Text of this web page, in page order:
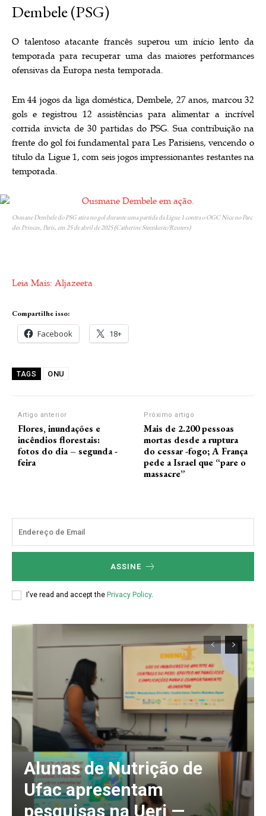
Dembele (PSG)
O talentoso atacante francês superou um início lento da
temporada para recuperar uma das maiores performances
ofensivas da Europa nesta temporada.
Em 44 jogos da liga doméstica, Dembele, 27 anos, marcou 32
gols e registrou 12 assistências para alimentar a incrível
corrida invicta de 30 partidas do PSG. Sua contribuição na
frente do gol foi fundamental para Les Parisiens, vencendo o
título da Ligue 1, com seis jogos impressionantes restantes na
temporada.
Osmane Dembele do PSG atira no gol durante uma partida da Ligue 1 contra o OGC Nice no Parc
des Princes, Paris, em 25 de abril de 2025 (Catherine Steenkeste/Reuters)
Leia Mais: Aljazeera
Compartilhe isso:
Facebook 18+
TAGS ONU
Artigo anterior
Flores, inundações e
incêndios florestais:
fotos do dia – segunda -
feira
Próximo artigo
Mais de 2.200 pessoas
mortas desde a ruptura
do cessar -fogo; A França
pede a Israel que “pare o
massacre”
ASSINE
I've read and accept the Privacy Policy.
Alunas de Nutrição de
Ufac apresentam
pesquisas na Uerj —